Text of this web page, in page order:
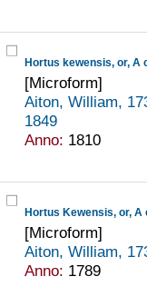
[Microform]
Aiton, William,
1849
Anno: 1810
[Microform]
Aiton, William,
Anno: 1789